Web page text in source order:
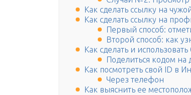
Как сделать ссылку на
Как сделать ссылку на
Первый способ:
Второй способ: как
Как сделать и
Поделиться кодом на
Как посмотреть свой ID в
Через телефон
Как выяснить ее